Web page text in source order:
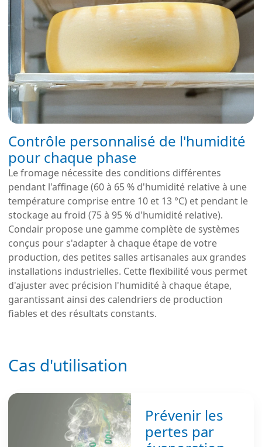
Contrôle personnalisé de l'humidité
pour chaque phase
Le fromage nécessite des conditions différentes
pendant l'affinage (60 à 65 % d'humidité relative à une
température comprise entre 10 et 13 °C) et pendant le
stockage au froid (75 à 95 % d'humidité relative).
Condair propose une gamme complète de systèmes
conçus pour s'adapter à chaque étape de votre
production, des petites salles artisanales aux grandes
installations industrielles. Cette flexibilité vous permet
d'ajuster avec précision l'humidité à chaque étape,
garantissant ainsi des calendriers de production
fiables et des résultats constants.
Cas d'utilisation
Prévenir les
pertes par